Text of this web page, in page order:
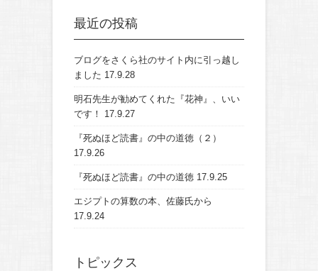
最近の投稿
ブログをさくら社のサイト内に引っ越し
ました 17.9.28
明石先生が勧めてくれた『花神』、いい
です！
17.9.27
『死ぬほど読書』の中の道徳（２）
17.9.26
『死ぬほど読書』の中の道徳 17.9.25
エジプトの算数の本、佐藤氏から
17.9.24
トピックス